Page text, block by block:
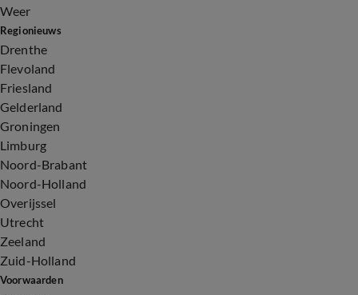
Weer
Regionieuws
Drenthe
Flevoland
Friesland
Gelderland
Groningen
Limburg
Noord-Brabant
Noord-Holland
Overijssel
Utrecht
Zeeland
Zuid-Holland
Voorwaarden